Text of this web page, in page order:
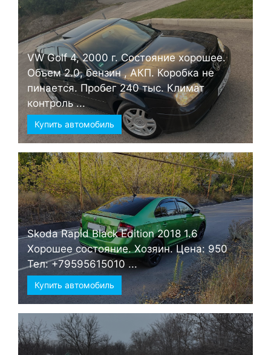
VW Golf 4, 2000 г. Состояние хорошее.
Объем 2.0, бензин , АКП. Коробка не
пинается. Пробег 240 тыс. Климат
контроль ...
Купить автомобиль
Skoda Rapid Black Edition 2018 1.6
Хорошее состояние. Хозяин. Цена: 950
Тел: +79595615010 ...
Купить автомобиль